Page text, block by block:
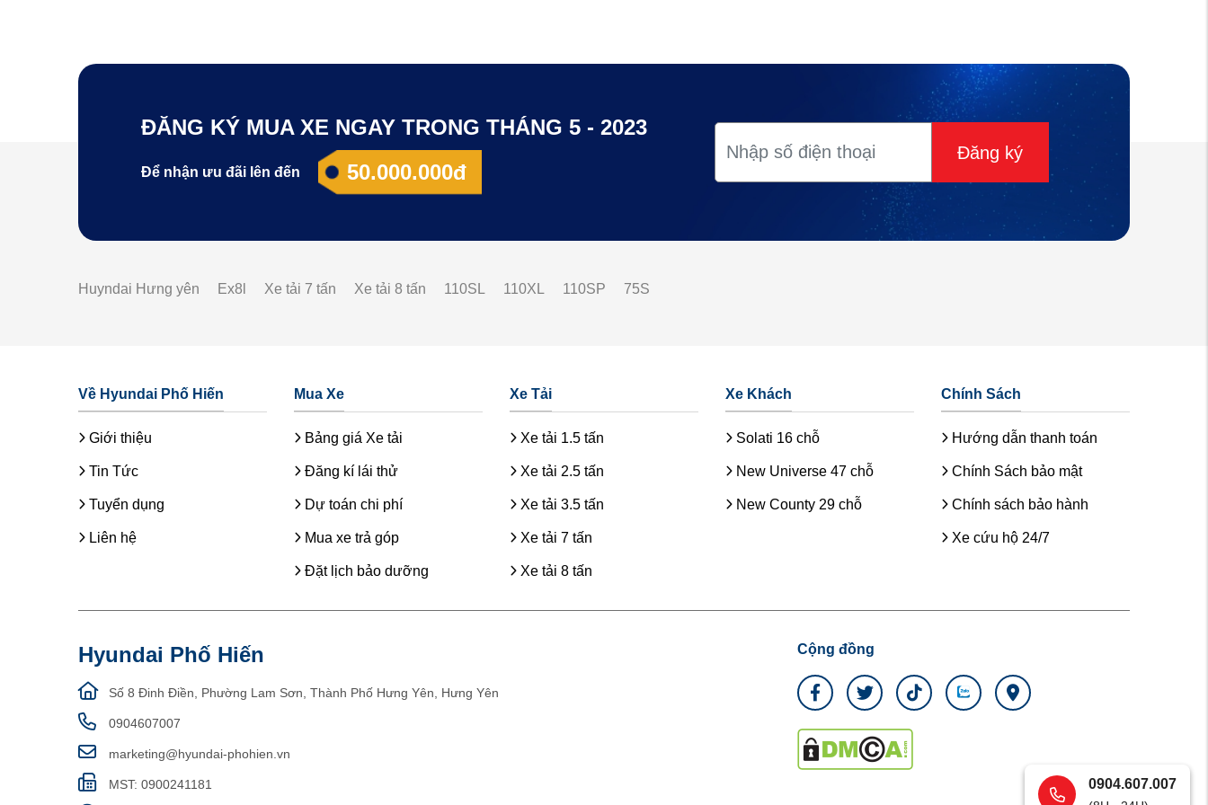
ĐĂNG KÝ MUA XE NGAY TRONG THÁNG 5 - 2023
Để nhận ưu đãi lên đến 50.000.000đ
Đăng ký
Huyndai Hưng yên Ex8l Xe tải 7 tấn Xe tải 8 tấn 110SL 110XL 110SP 75S
Về Hyundai Phố Hiến
Giới thiệu
Tin Tức
Tuyển dụng
Liên hệ
Mua Xe
Bảng giá Xe tải
Đăng kí lái thử
Dự toán chi phí
Mua xe trả góp
Đặt lịch bảo dưỡng
Xe Tải
Xe tải 1.5 tấn
Xe tải 2.5 tấn
Xe tải 3.5 tấn
Xe tải 7 tấn
Xe tải 8 tấn
Xe Khách
Solati 16 chỗ
New Universe 47 chỗ
New County 29 chỗ
Chính Sách
Hướng dẫn thanh toán
Chính Sách bảo mật
Chính sách bảo hành
Xe cứu hộ 24/7
Hyundai Phố Hiến
Số 8 Đinh Điền, Phường Lam Sơn, Thành Phố Hưng Yên, Hưng Yên
0904607007
marketing@hyundai-phohien.vn
MST: 0900241181
Cộng đồng
0904.607.007